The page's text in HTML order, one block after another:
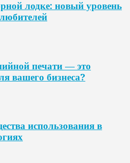
лодке: новый уровень
печати — это
вашего бизнеса?
использования в